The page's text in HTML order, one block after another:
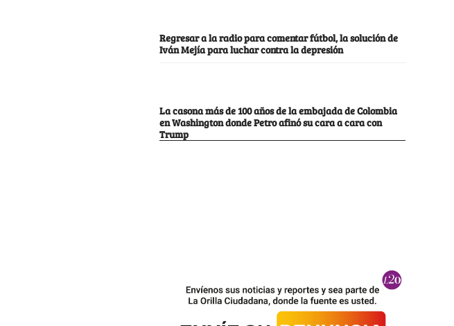
Regresar a la radio para comentar fútbol, la solución de
Iván Mejía para luchar contra la depresión
La casona más de 100 años de la embajada de Colombia
en Washington donde Petro afinó su cara a cara con
Trump